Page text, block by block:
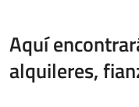
Aquí
alquileres,